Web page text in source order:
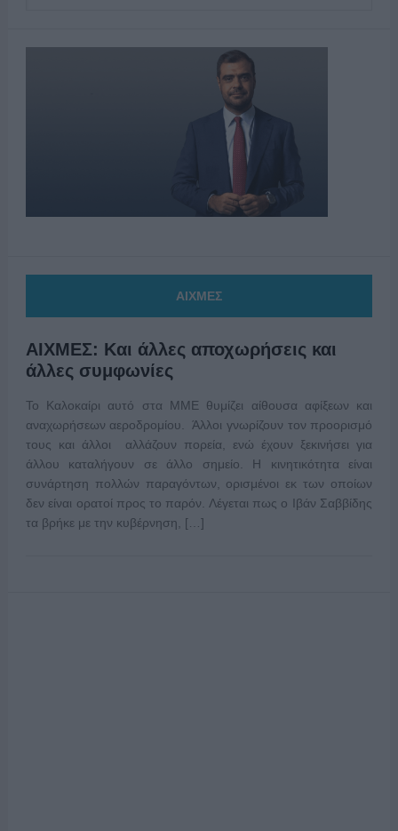
ΑΙΧΜΕΣ
ΑΙΧΜΕΣ: Και άλλες αποχωρήσεις και
άλλες συμφωνίες
Το Καλοκαίρι αυτό στα ΜΜΕ θυμίζει αίθουσα αφίξεων και
αναχωρήσεων αεροδρομίου. Άλλοι γνωρίζουν τον προορισμό
τους και άλλοι αλλάζουν πορεία, ενώ έχουν ξεκινήσει για
άλλου καταλήγουν σε άλλο σημείο. Η κινητικότητα είναι
συνάρτηση πολλών παραγόντων, ορισμένοι εκ των οποίων
δεν είναι ορατοί προς το παρόν. Λέγεται πως ο Ιβάν Σαββίδης
τα βρήκε με την κυβέρνηση, […]